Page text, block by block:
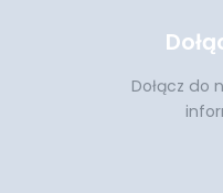
Dołącz do